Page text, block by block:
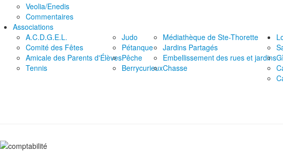
Veolia/Enedis
Commentaires
Associations
A.C.D.G.E.L.
Comité des Fêtes
Amicale des Parents d'Élèves
Tennis
Judo
Pétanque
Pêche
Berrycurieux
Médiathèque de Ste-Thorette
Jardins Partagés
Embellissement des rues et jardins
Chasse